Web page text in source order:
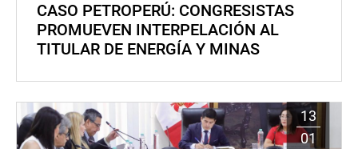
CASO PETROPERÚ: CONGRESISTAS
PROMUEVEN INTERPELACIÓN AL
TITULAR DE ENERGÍA Y MINAS
13
01